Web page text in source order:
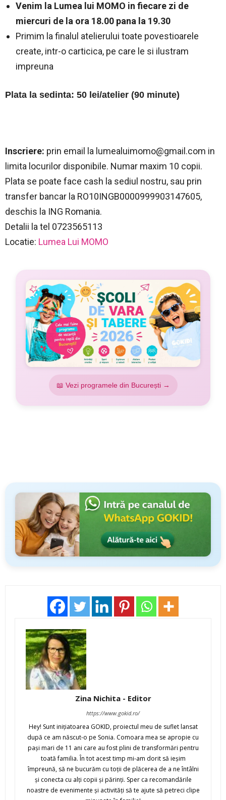
Venim la Lumea lui MOMO in fiecare zi de
miercuri de la ora 18.00 pana la 19.30
Primim la finalul atelierului toate povestioarele
create, intr-o carticica, pe care le si ilustram
impreuna
Plata la sedinta: 50 lei/atelier (90 minute)
Inscriere: prin email la lumealuimomo@gmail.com in
limita locurilor disponibile. Numar maxim 10 copii.
Plata se poate face cash la sediul nostru, sau prin
transfer bancar la RO10INGB0000999903147605,
deschis la ING Romania.
Detalii la tel 0723565113
Locatie: Lumea Lui MOMO
📖 Vezi programele din București →
Zina Nichita - Editor
https://www.gokid.ro/
Hey! Sunt iniţiatoarea GOKID, proiectul meu de suflet lansat
după ce am născut-o pe Sonia. Comoara mea se apropie cu
paşi mari de 11 ani care au fost plini de transformări pentru
toată familia. În tot acest timp mi-am dorit să ieşim
împreună, să ne bucurăm cu toţii de plăcerea de a ne întâlni
şi conecta cu alţi copii şi părinţi. Sper ca recomandările
noastre de evenimente şi activităţi să te ajute să petreci clipe